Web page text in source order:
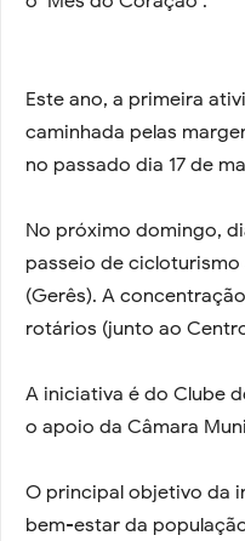
Este ano, a primeira
caminhada pelas
no passado dia 17 de
No próximo domingo,
passeio de cicloturismo
(Gerês). A
rotários (junto ao
A iniciativa é do Clube
o apoio da Câmara
O principal objetivo da
bem-estar da